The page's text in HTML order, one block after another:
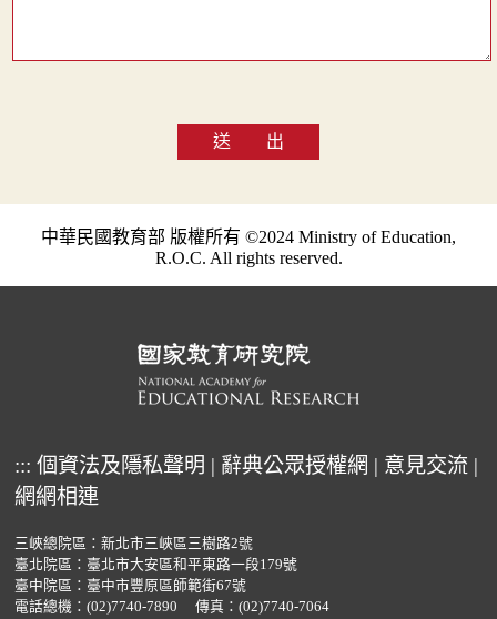
送 出
中華民國教育部 版權所有 ©2024 Ministry of Education,
R.O.C. All rights reserved.
::: 個資法及隱私聲明 | 辭典公眾授權網 | 意見交流 |
網網相連
三峽總院區：新北市三峽區三樹路2號
臺北院區：臺北市大安區和平東路一段179號
臺中院區：臺中市豐原區師範街67號
電話總機： (02)7740-7890 傳真：(02)7740-7064